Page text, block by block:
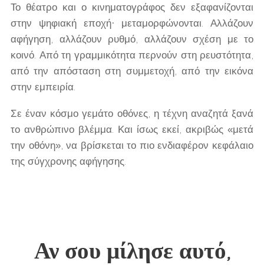
Το θέατρο και ο κινηματογράφος δεν εξαφανίζονται
στην ψηφιακή εποχή· μεταμορφώνονται. Αλλάζουν
αφήγηση, αλλάζουν ρυθμό, αλλάζουν σχέση με το
κοινό. Από τη γραμμικότητα περνούν στη ρευστότητα,
από την απόσταση στη συμμετοχή, από την εικόνα
στην εμπειρία.
Σε έναν κόσμο γεμάτο οθόνες, η τέχνη αναζητά ξανά
το ανθρώπινο βλέμμα. Και ίσως εκεί, ακριβώς «μετά
την οθόνη», να βρίσκεται το πιο ενδιαφέρον κεφάλαιο
της σύγχρονης αφήγησης.
Αν σου μίλησε αυτό,